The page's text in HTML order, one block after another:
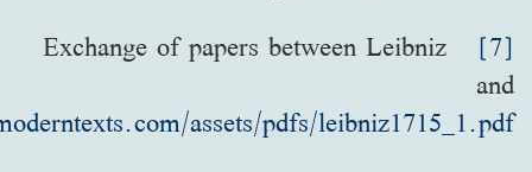
[7]
Exchange of papers between Leibniz
and
assets/pdfs/leibniz1715_1.pdf